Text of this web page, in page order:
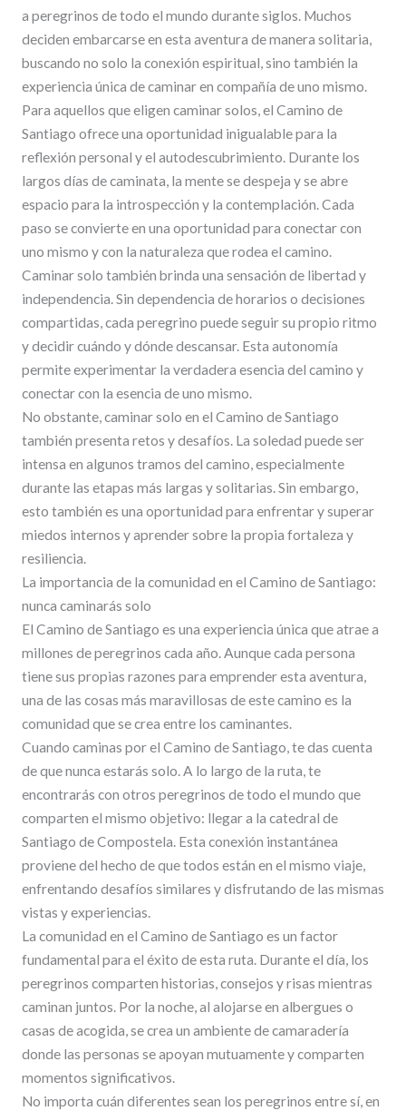
a peregrinos de todo el mundo durante siglos. Muchos
deciden embarcarse en esta aventura de manera solitaria,
buscando no solo la conexión espiritual, sino también la
experiencia única de caminar en compañía de uno mismo.
Para aquellos que eligen caminar solos, el Camino de
Santiago ofrece una oportunidad inigualable para la
reflexión personal y el autodescubrimiento. Durante los
largos días de caminata, la mente se despeja y se abre
espacio para la introspección y la contemplación. Cada
paso se convierte en una oportunidad para conectar con
uno mismo y con la naturaleza que rodea el camino.
Caminar solo también brinda una sensación de libertad y
independencia. Sin dependencia de horarios o decisiones
compartidas, cada peregrino puede seguir su propio ritmo
y decidir cuándo y dónde descansar. Esta autonomía
permite experimentar la verdadera esencia del camino y
conectar con la esencia de uno mismo.
No obstante, caminar solo en el Camino de Santiago
también presenta retos y desafíos. La soledad puede ser
intensa en algunos tramos del camino, especialmente
durante las etapas más largas y solitarias. Sin embargo,
esto también es una oportunidad para enfrentar y superar
miedos internos y aprender sobre la propia fortaleza y
resiliencia.
La importancia de la comunidad en el Camino de Santiago:
nunca caminarás solo
El Camino de Santiago es una experiencia única que atrae a
millones de peregrinos cada año. Aunque cada persona
tiene sus propias razones para emprender esta aventura,
una de las cosas más maravillosas de este camino es la
comunidad que se crea entre los caminantes.
Cuando caminas por el Camino de Santiago, te das cuenta
de que nunca estarás solo. A lo largo de la ruta, te
encontrarás con otros peregrinos de todo el mundo que
comparten el mismo objetivo: llegar a la catedral de
Santiago de Compostela. Esta conexión instantánea
proviene del hecho de que todos están en el mismo viaje,
enfrentando desafíos similares y disfrutando de las mismas
vistas y experiencias.
La comunidad en el Camino de Santiago es un factor
fundamental para el éxito de esta ruta. Durante el día, los
peregrinos comparten historias, consejos y risas mientras
caminan juntos. Por la noche, al alojarse en albergues o
casas de acogida, se crea un ambiente de camaradería
donde las personas se apoyan mutuamente y comparten
momentos significativos.
No importa cuán diferentes sean los peregrinos entre sí, en